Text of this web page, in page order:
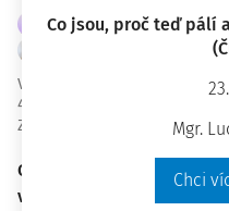
Co jsou, proč teď pálí
Mgr.
Chci
Mgr. Matyáš Fošum
Vydáno
4 minuty čtení
Zdroj
Bezpečnost a hygiena
Onemocnění, která se
věku, se začínají